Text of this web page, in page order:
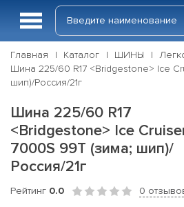
Главная Каталог ШИНЫ
Шина 225/60 R17 <Bridgestone> Ice
шип)/Россия/21г
Шина 225/60 R17
<Bridgestone> Ice
7000S 99T (зима; шип)/
Россия/21г
Рейтинг 0.0 0